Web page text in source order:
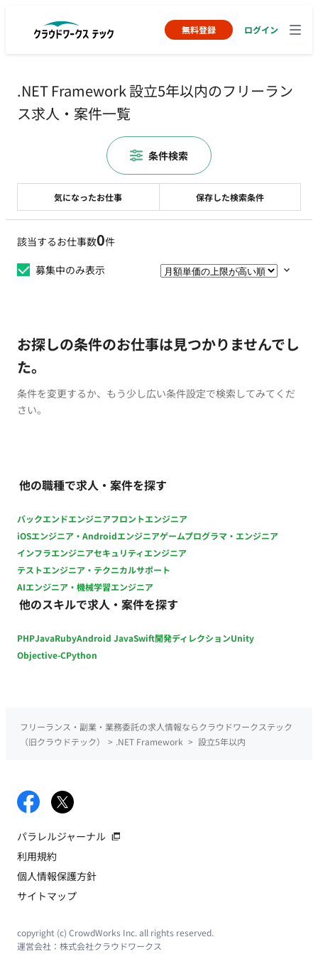
無料登録 ログイン
.NET Framework 設立5年以内のフリーラン
ス求人・案件一覧
該当するお仕事数0件
募集中のみ表示
お探しの条件のお仕事は見つかりませんでし
た。
条件を変更するか、もう少し広い条件設定で検索してみてくだ
さい。
他の職種で求人・案件を探す
バックエンドエンジニアフロントエンジニア
iOSエンジニア・Androidエンジニアゲームプログラマ・エンジニア
インフラエンジニアセキュリティエンジニア
テストエンジニア・テクニカルサポート
AIエンジニア・機械学習エンジニア
他のスキルで求人・案件を探す
PHPJavaRubyAndroid JavaSwift開発ディレクションUnity
Objective-CPython
気になったお仕事 保存した検索条件
条件検索
フリーランス・副業・業務委託の求人情報ならクラウドワークステック
（旧クラウドテック）
> .NET Framework > 設立5年以内
パラレルジャーナル
利用規約
個人情報保護方針
サイトマップ
copyright (c) CrowdWorks Inc. all rights reserved.
運営会社： 株式会社クラウドワークス